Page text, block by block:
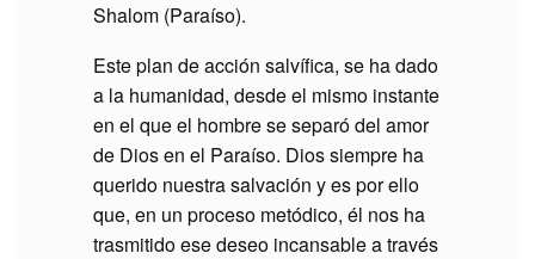
Shalom (Paraíso).
Este plan de acción salvífica, se ha dado
a la humanidad, desde el mismo instante
en el que el hombre se separó del amor
de Dios en el Paraíso. Dios siempre ha
querido nuestra salvación y es por ello
que, en un proceso metódico, él nos ha
trasmitido ese deseo incansable a través